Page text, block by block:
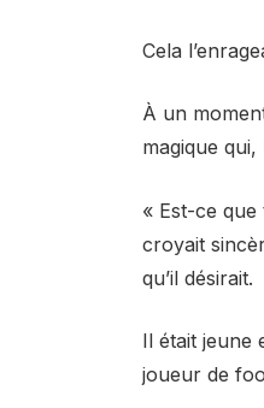
Cela
À un
magique
« Est-ce que
croyait
qu’il désirait.
Il était jeune
joueur de